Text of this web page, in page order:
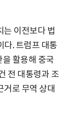
는 이전보다 법
다. 트럼프 대통
활용해 중국
전 대통령과 조
거로 무역 상대